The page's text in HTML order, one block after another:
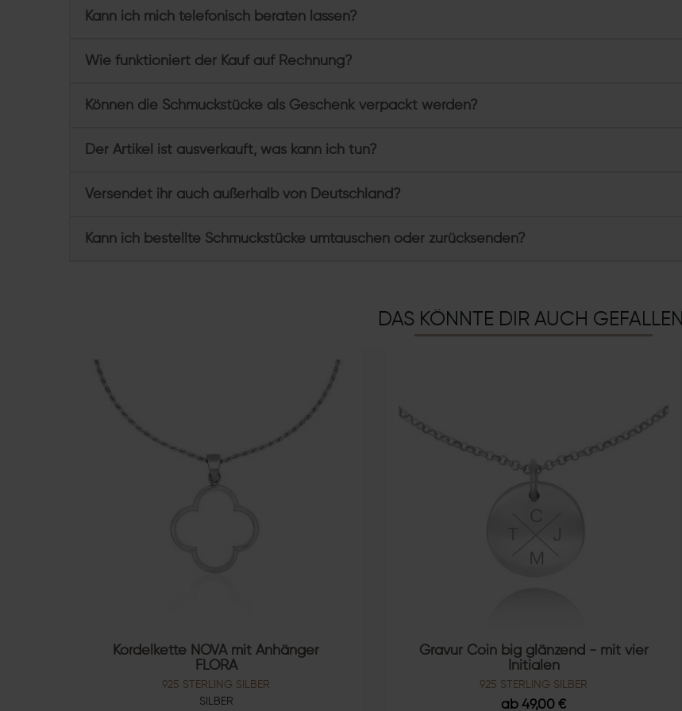
Kann ich mich telefonisch beraten lassen?
Wie funktioniert der Kauf auf Rechnung?
Können die Schmuckstücke als Geschenk verpackt werden?
Der Artikel ist ausverkauft, was kann ich tun?
Versendet ihr auch außerhalb von Deutschland?
Kann ich bestellte Schmuckstücke umtauschen oder zurücksenden?
DAS KÖNNTE DIR AUCH GEFALLEN
Kordelkette NOVA mit Anhänger
FLORA
925 STERLING SILBER
SILBER
Gravur Coin big glänzend - mit vier
Initialen
925 STERLING SILBER
ab 49,00 €